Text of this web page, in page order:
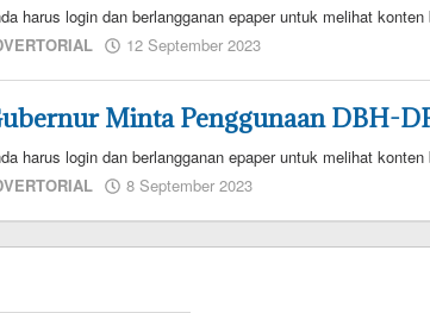
harus login dan berlangganan epaper untuk melihat
12 September 2023
Minta Penggunaan DBH-
harus login dan berlangganan epaper untuk melihat
8 September 2023
redaksi